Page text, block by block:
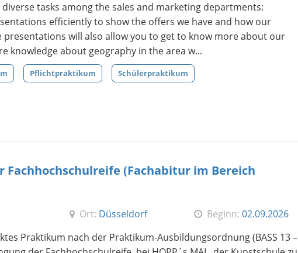
tasks among the sales and marketing departments:
efficiently to show the offers we have and how our
will also allow you to get to know more about our
knowledge about geography in the area w...
Pflichtpraktikum Schülerpraktikum
(Fachabitur im Bereich
Ort: Düsseldorf Beginn: 02.09.2026
Praktikum nach der Praktikum-Ausbildungsordnung (BASS 13 –